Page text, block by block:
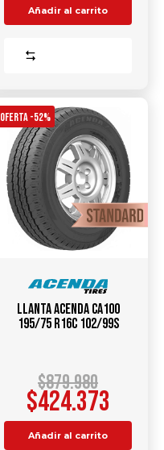
Añadir al carrito
OFERTA -52%
Llanta ACENDA CA100
195/75 R16C 102/99S
$879.980
$424.373
Añadir al carrito